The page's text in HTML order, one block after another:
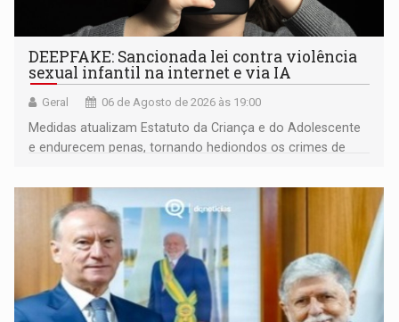
DEEPFAKE: Sancionada lei contra violência
sexual infantil na internet e via IA
Geral 06 de Agosto de 2026 às 19:00
Medidas atualizam Estatuto da Criança e do Adolescente
e endurecem penas, tornando hediondos os crimes de